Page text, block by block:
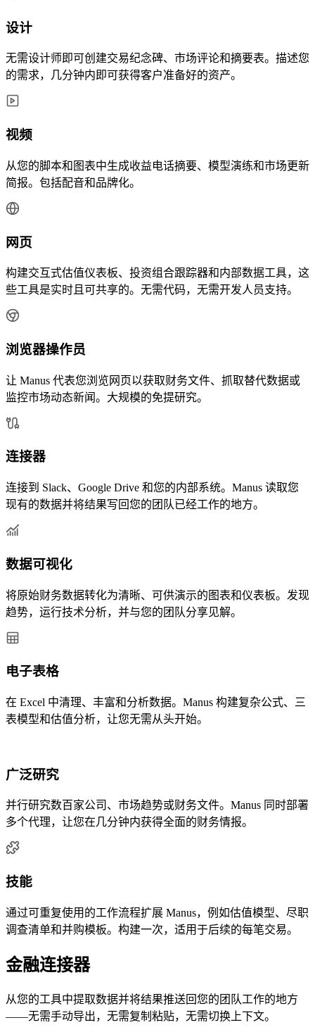
设计
无需设计师即可创建交易纪念碑、市场评论和摘要表。描述您
的需求，几分钟内即可获得客户准备好的资产。
视频
从您的脚本和图表中生成收益电话摘要、模型演练和市场更新
简报。包括配音和品牌化。
网页
构建交互式估值仪表板、投资组合跟踪器和内部数据工具，这
些工具是实时且可共享的。无需代码，无需开发人员支持。
浏览器操作员
让 Manus 代表您浏览网页以获取财务文件、抓取替代数据或
监控市场动态新闻。大规模的免提研究。
连接器
连接到 Slack、Google Drive 和您的内部系统。Manus 读取您
现有的数据并将结果写回您的团队已经工作的地方。
数据可视化
将原始财务数据转化为清晰、可供演示的图表和仪表板。发现
趋势，运行技术分析，并与您的团队分享见解。
电子表格
在 Excel 中清理、丰富和分析数据。Manus 构建复杂公式、三
表模型和估值分析，让您无需从头开始。
广泛研究
并行研究数百家公司、市场趋势或财务文件。Manus 同时部署
多个代理，让您在几分钟内获得全面的财务情报。
技能
通过可重复使用的工作流程扩展 Manus，例如估值模型、尽职
调查清单和并购模板。构建一次，适用于后续的每笔交易。
金融连接器
从您的工具中提取数据并将结果推送回您的团队工作的地方
——无需手动导出，无需复制粘贴，无需切换上下文。